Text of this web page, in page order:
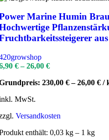
Marine Humin
€–26,00 €
230,00 €–26,00 € /
MwSt.
Versandkosten
enthält: 0,03 kg – 1 kg